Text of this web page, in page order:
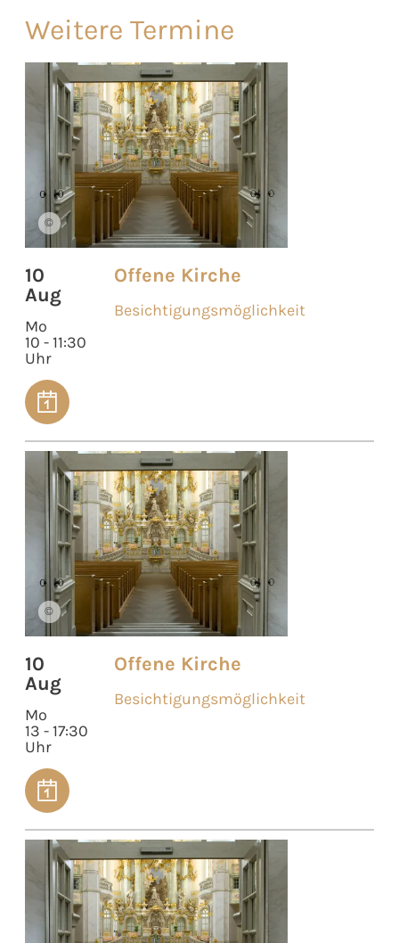
Weitere Termine
©
10
Aug
Mo
10 - 11:30
Uhr
Offene Kirche
Besichtigungsmöglichkeit
©
10
Aug
Mo
13 - 17:30
Uhr
Offene Kirche
Besichtigungsmöglichkeit